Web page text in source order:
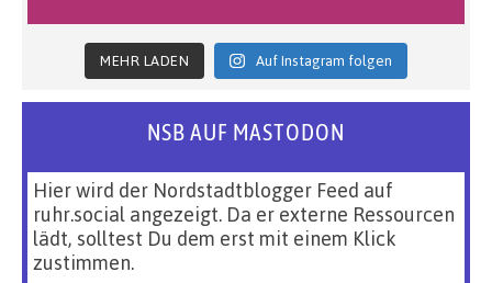
MEHR LADEN Auf Instagram folgen
NSB AUF MASTODON
Hier wird der Nordstadtblogger Feed auf
ruhr.social angezeigt. Da er externe Ressourcen
lädt, solltest Du dem erst mit einem Klick
zustimmen.